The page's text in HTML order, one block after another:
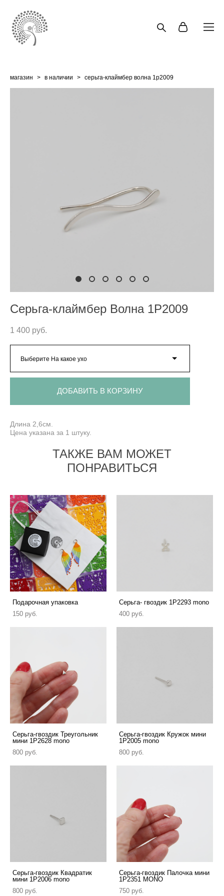
магазин > в наличии > серьга-клаймбер волна 1p2009
Серьга-клаймбер Волна 1P2009
1 400 pуб.
Выберите На какое ухо
ДОБАВИТЬ В КОРЗИНУ
Длина 2,6см.
Цена указана за 1 штуку.
ТАКЖЕ ВАМ МОЖЕТ
ПОНРАВИТЬСЯ
Подарочная упаковка
150 pуб.
Серьга- гвоздик 1P2293 mono
400 pуб.
Серьга-гвоздик Треугольник
мини 1P2628 mono
800 pуб.
Cерьга-гвоздик Кружок мини
1P2005 mono
800 pуб.
Серьга-гвоздик Квадратик
мини 1P2006 mono
800 pуб.
Серьга-гвоздик Палочка мини
1P2351 MONO
750 pуб.